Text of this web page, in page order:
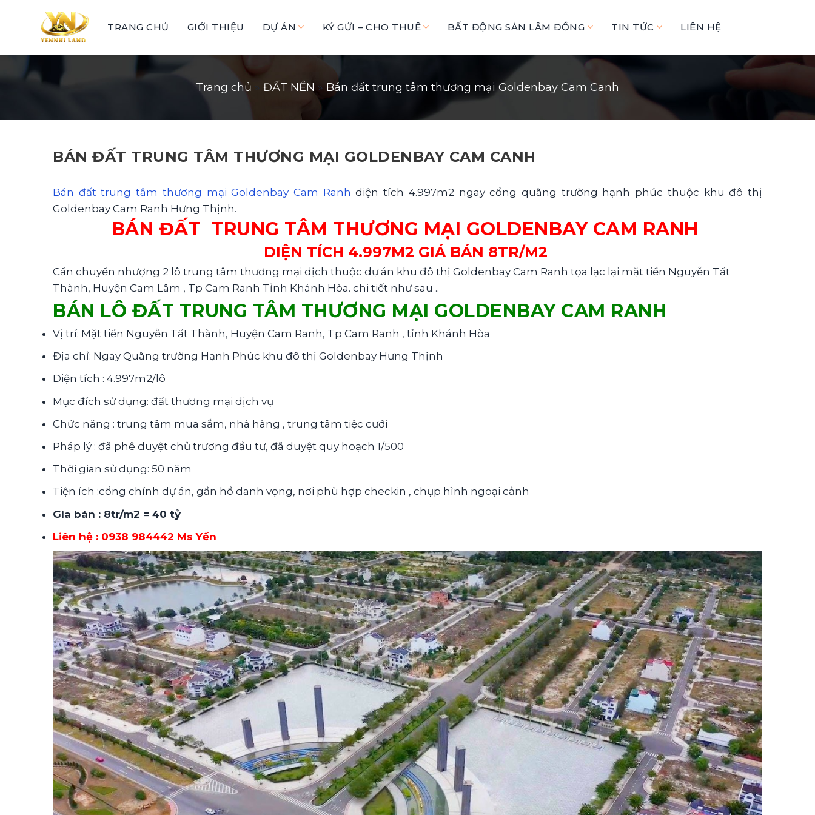
content
TRANG CHỦ GIỚI THIỆU DỰ ÁN KÝ GỬI – CHO THUÊ BẤT ĐỘNG SẢN LÂM ĐỒNG TIN TỨC LIÊN HỆ
Trang chủ » ĐẤT NỀN » Bán đất trung tâm thương mại Goldenbay Cam Canh
BÁN ĐẤT TRUNG TÂM THƯƠNG MẠI GOLDENBAY CAM CANH
Bán đất trung tâm thương mại Goldenbay Cam Ranh diện tích 4.997m2 ngay cổng quãng trường hạnh phúc thuộc khu đô thị
Goldenbay Cam Ranh Hưng Thịnh.
BÁN ĐẤT TRUNG TÂM THƯƠNG MẠI GOLDENBAY CAM RANH
DIỆN TÍCH 4.997M2 GIÁ BÁN 8TR/M2
Cần chuyển nhượng 2 lô trung tâm thương mại dịch thuộc dự án khu đô thị Goldenbay Cam Ranh tọa lạc lại mặt tiền Nguyễn Tất
Thành, Huyện Cam Lâm , Tp Cam Ranh Tỉnh Khánh Hòa. chi tiết như sau ..
BÁN LÔ ĐẤT TRUNG TÂM THƯƠNG MẠI GOLDENBAY CAM RANH
Vị trí: Mặt tiền Nguyễn Tất Thành, Huyện Cam Ranh, Tp Cam Ranh , tỉnh Khánh Hòa
Địa chỉ: Ngay Quãng trường Hạnh Phúc khu đô thị Goldenbay Hưng Thịnh
Diện tích : 4.997m2/lô
Mục đích sử dụng: đất thương mại dịch vụ
Chức năng : trung tâm mua sắm, nhà hàng , trung tâm tiệc cưới
Pháp lý : đã phê duyệt chủ trương đầu tư, đã duyệt quy hoạch 1/500
Thời gian sử dụng: 50 năm
Tiện ích :cổng chính dự án, gần hồ danh vọng, nơi phù hợp checkin , chụp hình ngoại cảnh
Gía bán : 8tr/m2 = 40 tỷ
Liên hệ : 0938 984442 Ms Yến